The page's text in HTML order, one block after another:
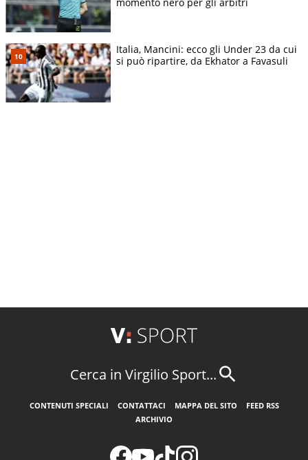
Italia, Mancini: ecco gli Under 23 da cui
si può ripartire, da Ekhator a Favasuli
Cerca in Virgilio Sport...
CONTENUTI SPECIALI CONTATTACI MAPPA DEL SITO
FEED RSS
ARCHIVIO